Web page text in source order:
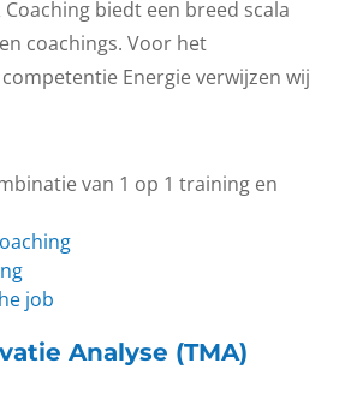
biedt een breed scala
coachings. Voor het
Energie verwijzen wij
van 1 op 1 training en
job
Analyse (TMA)